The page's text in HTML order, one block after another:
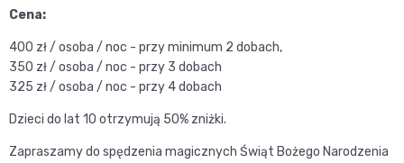
Cena:
400 zł / osoba / noc - przy minimum 2 dobach,
350 zł / osoba / noc - przy 3 dobach
325 zł / osoba / noc - przy 4 dobach
Dzieci do lat 10 otrzymują 50% zniżki.
Zapraszamy do spędzenia magicznych Świąt Bożego Narodzenia